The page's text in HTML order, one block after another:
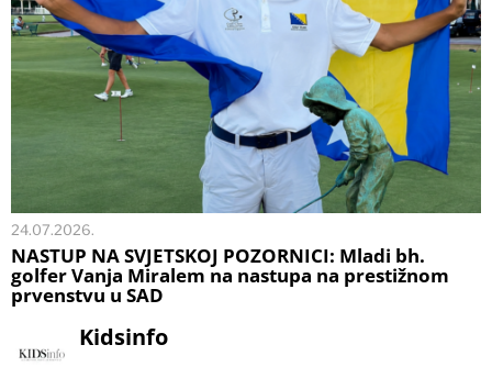
24.07.2026.
NASTUP NA SVJETSKOJ POZORNICI: Mladi bh.
golfer Vanja Miralem na nastupa na prestižnom
prvenstvu u SAD
Kidsinfo